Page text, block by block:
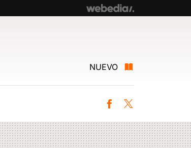
NUEVO
Facebook